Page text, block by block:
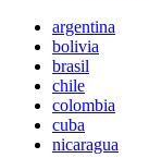
argentina
bolivia
brasil
chile
colombia
cuba
nicaragua